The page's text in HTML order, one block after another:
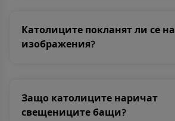
Католиците покланят ли се на
изображения?
Защо католиците наричат
свещениците бащи?